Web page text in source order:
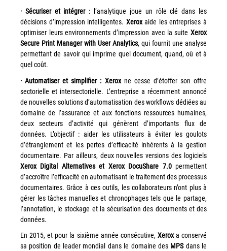
Grand Lyon
Lyon Techlid
Monts du Lyonnais
Villefranche Beaujolais
Notre offre grands comptes
Nos clients témoignent
Actualité
Rejoignez-nous
CONTACT
Tel : 04 37 64 64 02
· Sécuriser et intégrer: l’analytique joue un rôle clé dans les
décisions d’impression intelligentes. Xeroxaide les entreprises à
optimiser leurs environnements d’impression avec la suite Xerox
Secure Print Manager with User Analytics, qui fournit une analyse
permettant de savoir qui imprime quel document, quand, où et à
quel coût.
· Automatiser et simplifier : Xeroxne cesse d’étoffer son offre
sectorielle et intersectorielle. L’entreprise a récemment annoncé
de nouvelles solutions d’automatisation des workflows dédiées au
domaine de l’assurance et aux fonctions ressources humaines,
deux secteurs d’activité qui génèrent d’importants flux de
données. L’objectif : aider les utilisateurs à éviter les goulots
d’étranglement et les pertes d’efficacité inhérents à la gestion
documentaire. Par ailleurs, deux nouvelles versions des logiciels
Xerox Digital Alternatives et Xerox DocuShare 7.0permettent
d’accroître l’efficacité en automatisant le traitement des processus
documentaires. Grâce à ces outils, les collaborateurs n’ont plus à
gérer les tâches manuelles et chronophages tels que le partage,
l’annotation, le stockage et la sécurisation des documents et des
données.
En 2015, et pour la sixième année consécutive, Xeroxa conservé
sa position de leader mondial dans le domaine des MPSdans le